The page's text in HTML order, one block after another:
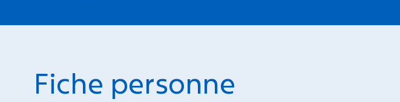
Fiche personne